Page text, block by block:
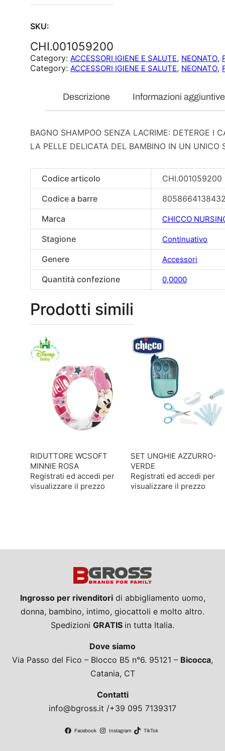
SKU:
CHI.001059200
Category: ACCESSORI IGIENE E SALUTE, NEONATO,
Category: ACCESSORI IGIENE E SALUTE, NEONATO,
Descrizione Informazioni aggiuntive
BAGNO SHAMPOO SENZA LACRIME: DETERGE I
LA PELLE DELICATA DEL BAMBINO IN UN UNICO
Codice articolo
CHI.001059200
Codice a barre
Marca
CHICCO
Stagione Continuativo
Genere Accessori
Quantità confezione 0,0000
Prodotti simili
RIDUTTORE WCSOFT
MINNIE ROSA
Registrati ed accedi per
visualizzare il prezzo
SET UNGHIE AZZURRO-
VERDE
Registrati ed accedi per
visualizzare il prezzo
Ingrosso per rivenditoridi abbigliamento uomo,
donna, bambino, intimo, giocattoli e molto altro.
Spedizioni GRATIS in tutta Italia.
Dove siamo
Via Passo del Fico – Blocco B5 n°6. 95121 – Bicocca,
Catania, CT
Contatti
info@bgross.it /+39 095 7139317
Facebook Instagram TikTok